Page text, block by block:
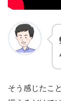
そう感じたこ